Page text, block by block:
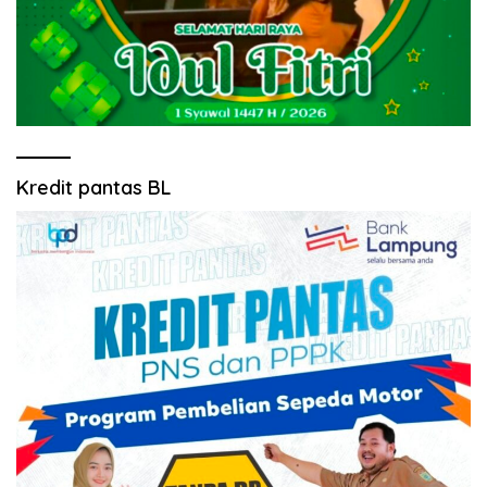
Kredit pantas BL